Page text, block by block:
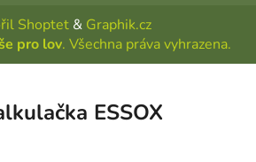
Shoptet & Graphik.cz
pro lov. Všechna práva vyhrazena.
ESSOX